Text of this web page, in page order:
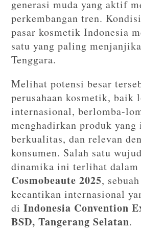
generasi muda yang aktif
perkembangan tren.
pasar kosmetik Indonesia
satu yang paling
Tenggara.
Melihat potensi besar
perusahaan kosmetik, baik
internasional, berlomba-
menghadirkan produk
berkualitas, dan relevan
konsumen. Salah satu
dinamika ini terlihat dalam
Cosmobeaute 2025,
kecantikan internasional
diIndonesia Convention
BSD, Tangerang Selatan.